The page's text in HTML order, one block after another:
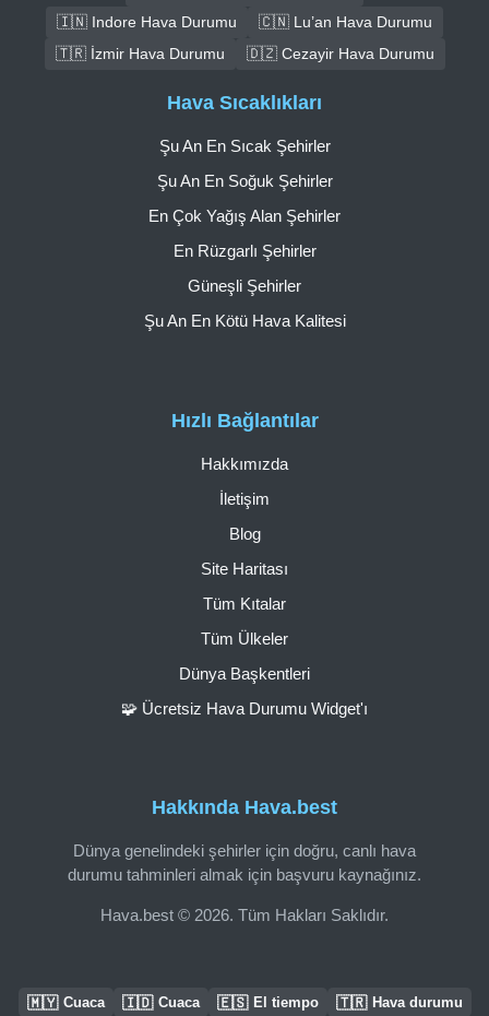
🇮🇳 Indore Hava Durumu
🇨🇳 Lu’an Hava Durumu
🇹🇷 İzmir Hava Durumu
🇩🇿 Cezayir Hava Durumu
Hakkında Hava.best
Dünya genelindeki şehirler için doğru, canlı hava
durumu tahminleri almak için başvuru kaynağınız.
Hava.best © 2026. Tüm Hakları Saklıdır.
Hızlı Bağlantılar
Hakkımızda
İletişim
Blog
Site Haritası
Tüm Kıtalar
Tüm Ülkeler
Dünya Başkentleri
🧩 Ücretsiz Hava Durumu Widget'ı
Hava Sıcaklıkları
Şu An En Sıcak Şehirler
Şu An En Soğuk Şehirler
En Çok Yağış Alan Şehirler
En Rüzgarlı Şehirler
Güneşli Şehirler
Şu An En Kötü Hava Kalitesi
🇲🇾 Cuaca 🇮🇩 Cuaca 🇪🇸 El tiempo 🇹🇷 Hava durumu